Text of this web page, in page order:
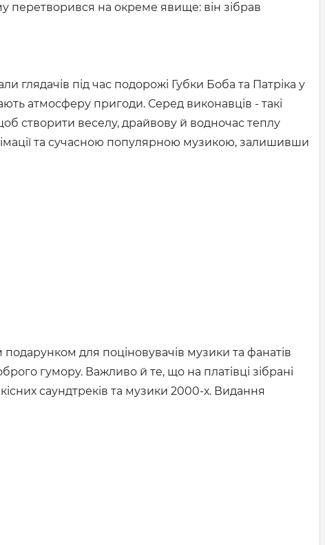
перетворився на окреме явище: він зібрав
глядачів під час подорожі Губки Боба та Патріка у
атмосферу пригоди. Серед виконавців - такі
створити веселу, драйвову й водночас теплу
та сучасною популярною музикою, залишивши
для поціновувачів музики та фанатів
гумору. Важливо й те, що на платівці зібрані
саундтреків та музики 2000-х. Видання